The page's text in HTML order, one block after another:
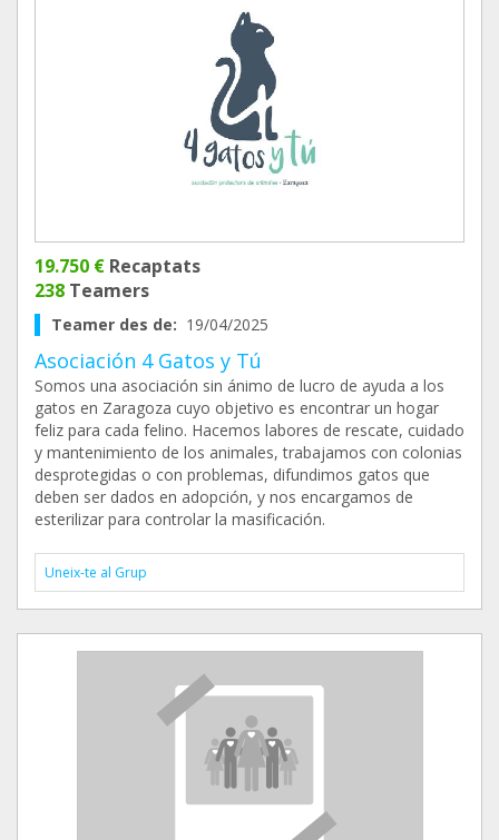
19.750 € Recaptats
238 Teamers
Teamer des de: 19/04/2025
Asociación 4 Gatos y Tú
Somos una asociación sin ánimo de lucro de ayuda a los
gatos en Zaragoza cuyo objetivo es encontrar un hogar
feliz para cada felino. Hacemos labores de rescate, cuidado
y mantenimiento de los animales, trabajamos con colonias
desprotegidas o con problemas, difundimos gatos que
deben ser dados en adopción, y nos encargamos de
esterilizar para controlar la masificación.
Uneix-te al Grup